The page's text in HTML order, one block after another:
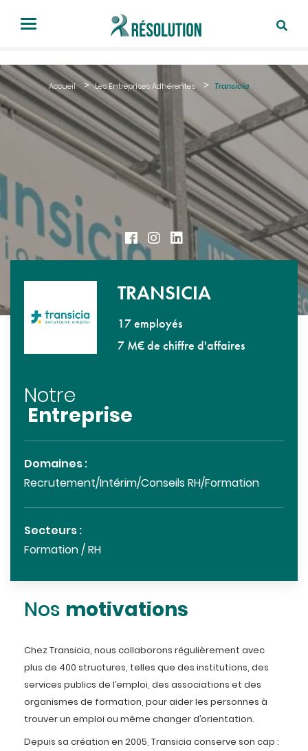
Accueil Les Entreprises Adhérentes Transicia
TRANSICIA
17 employés
7 M€ de chiffre d'affaires
Notre
Entreprise
Domaines :
Recrutement/Intérim/Conseils RH/Formation
Secteurs :
Formation / RH
Nos motivations
Chez Transicia, nous collaborons régulièrement avec
plus de 400 structures, telles que des institutions, des
services publics de l’emploi, des associations et des
organismes de formation, pour aider les personnes à
trouver un emploi ou même changer d’orientation.
Depuis sa création en 2005, Transicia conserve son cap :